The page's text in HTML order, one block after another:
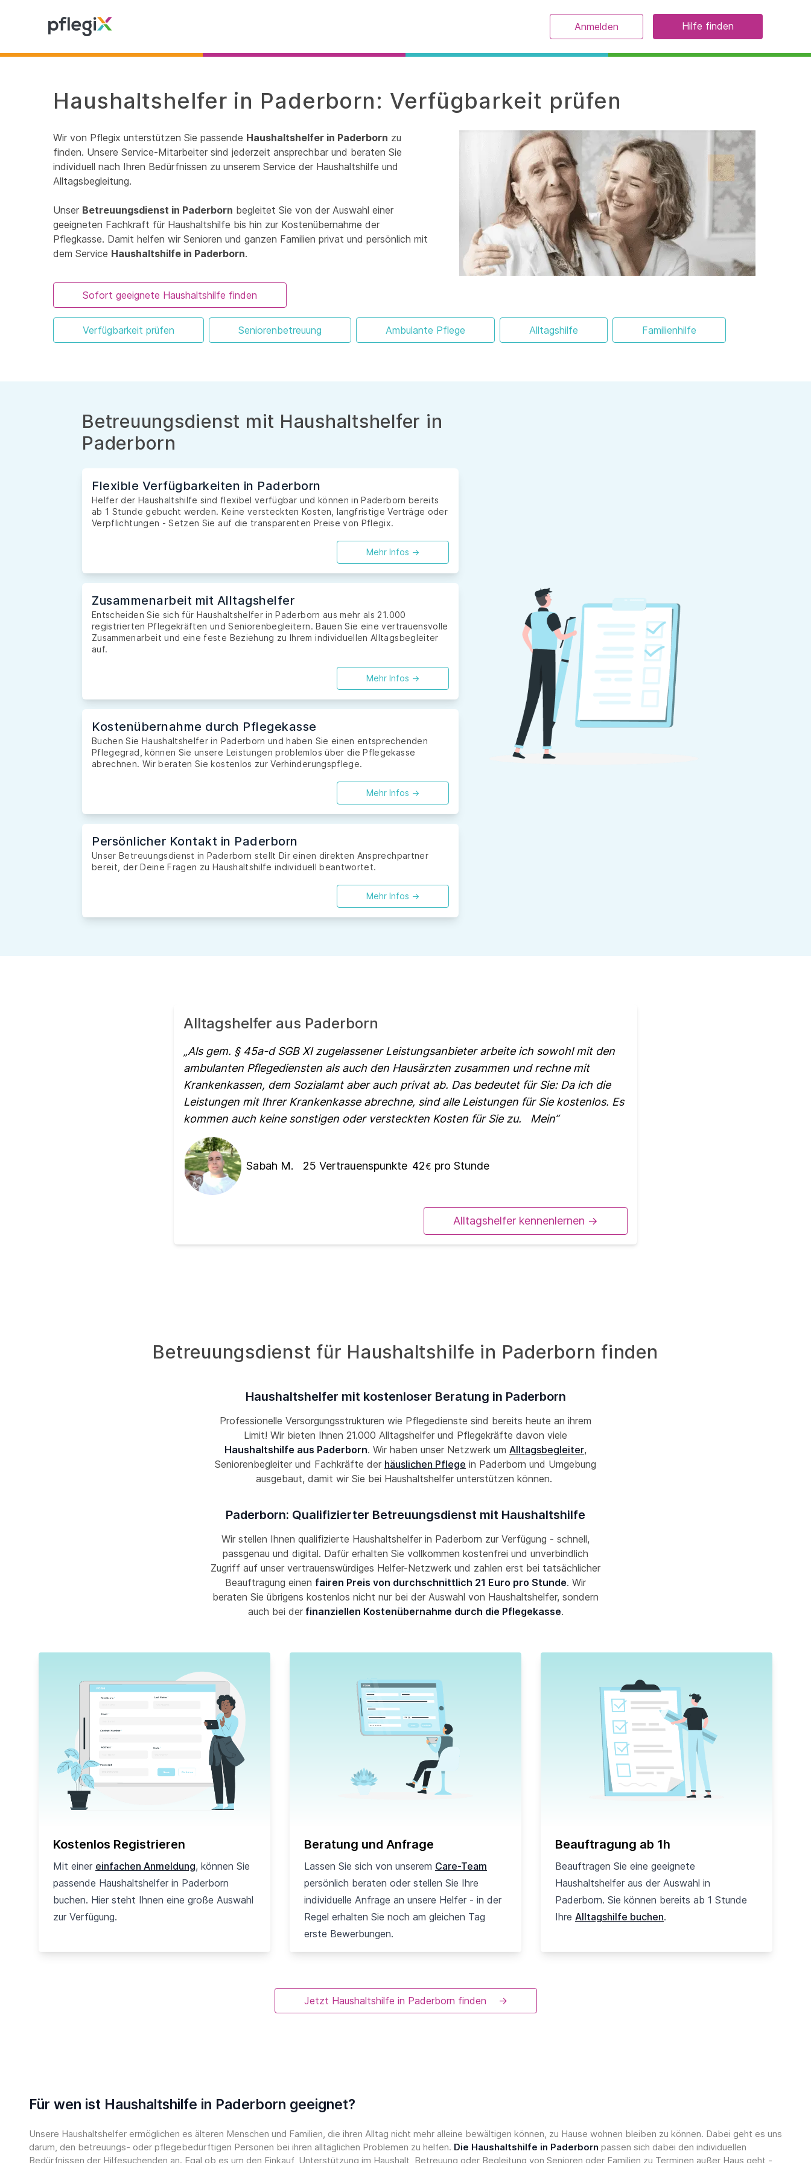
Anmelden Hilfe finden
Haushaltshelfer in Paderborn: Verfügbarkeit prüfen
Wir von Pflegix unterstützen Sie passende Haushaltshelfer in Paderborn zu
finden. Unsere Service-Mitarbeiter sind jederzeit ansprechbar und beraten Sie
individuell nach Ihren Bedürfnissen zu unserem Service der Haushaltshilfe und
Alltagsbegleitung.
Unser Betreuungsdienst in Paderborn begleitet Sie von der Auswahl einer
geeigneten Fachkraft für Haushaltshilfe bis hin zur Kostenübernahme der
Pflegkasse. Damit helfen wir Senioren und ganzen Familien privat und persönlich mit
dem Service Haushaltshilfe in Paderborn.
Sofort geeignete Haushaltshilfe finden
Verfügbarkeit prüfen Seniorenbetreuung Ambulante Pflege Alltagshilfe Familienhilfe
Betreuungsdienst mit Haushaltshelfer in
Paderborn
Flexible Verfügbarkeiten in Paderborn
Helfer der Haushaltshilfe sind flexibel verfügbar und können in Paderborn bereits
ab 1 Stunde gebucht werden. Keine versteckten Kosten, langfristige Verträge oder
Verpflichtungen - Setzen Sie auf die transparenten Preise von Pflegix.
Mehr Infos ->
Zusammenarbeit mit Alltagshelfer
Entscheiden Sie sich für Haushaltshelfer in Paderborn aus mehr als 21.000
registrierten Pflegekräften und Seniorenbegleitern. Bauen Sie eine vertrauensvolle
Zusammenarbeit und eine feste Beziehung zu Ihrem individuellen Alltagsbegleiter
auf.
Mehr Infos ->
Kostenübernahme durch Pflegekasse
Buchen Sie Haushaltshelfer in Paderborn und haben Sie einen entsprechenden
Pflegegrad, können Sie unsere Leistungen problemlos über die Pflegekasse
abrechnen. Wir beraten Sie kostenlos zur Verhinderungspflege.
Mehr Infos ->
Persönlicher Kontakt in Paderborn
Unser Betreuungsdienst in Paderborn stellt Dir einen direkten Ansprechpartner
bereit, der Deine Fragen zu Haushaltshilfe individuell beantwortet.
Mehr Infos ->
Alltagshelfer aus Paderborn
Als gem. § 45a-d SGB XI zugelassener Leistungsanbieter arbeite ich sowohl mit den
ambulanten Pflegediensten als auch den Hausärzten zusammen und rechne mit
Krankenkassen, dem Sozialamt aber auch privat ab. Das bedeutet für Sie: Da ich die
Leistungen mit Ihrer Krankenkasse abrechne, sind alle Leistungen für Sie kostenlos. Es
kommen auch keine sonstigen oder versteckten Kosten für Sie zu. Mein
Sabah M. 25 Vertrauenspunkte 42€ pro Stunde
Alltagshelfer kennenlernen ->
Betreuungsdienst für Haushaltshilfe in Paderborn finden
Haushaltshelfer mit kostenloser Beratung in Paderborn
Professionelle Versorgungsstrukturen wie Pflegedienste sind bereits heute an ihrem
Limit! Wir bieten Ihnen 21.000 Alltagshelfer und Pflegekräfte davon viele
Haushaltshilfe aus Paderborn. Wir haben unser Netzwerk um Alltagsbegleiter,
Seniorenbegleiter und Fachkräfte der häuslichen Pflege in Paderborn und Umgebung
ausgebaut, damit wir Sie bei Haushaltshelfer unterstützen können.
Paderborn: Qualifizierter Betreuungsdienst mit Haushaltshilfe
Wir stellen Ihnen qualifizierte Haushaltshelfer in Paderborn zur Verfügung - schnell,
passgenau und digital. Dafür erhalten Sie vollkommen kostenfrei und unverbindlich
Zugriff auf unser vertrauenswürdiges Helfer-Netzwerk und zahlen erst bei tatsächlicher
Beauftragung einen fairen Preis von durchschnittlich 21 Euro pro Stunde. Wir
beraten Sie übrigens kostenlos nicht nur bei der Auswahl von Haushaltshelfer, sondern
auch bei derfinanziellen Kostenübernahme durch die Pflegekasse.
Kostenlos Registrieren
Mit einer einfachen Anmeldung, können Sie
passende Haushaltshelfer in Paderborn
buchen. Hier steht Ihnen eine große Auswahl
zur Verfügung.
Beratung und Anfrage
Lassen Sie sich von unserem Care-Team
persönlich beraten oder stellen Sie Ihre
individuelle Anfrage an unsere Helfer - in der
Regel erhalten Sie noch am gleichen Tag
erste Bewerbungen.
Beauftragung ab 1h
Beauftragen Sie eine geeignete
Haushaltshelfer aus der Auswahl in
Paderborn. Sie können bereits ab 1 Stunde
Ihre Alltagshilfe buchen.
Jetzt Haushaltshilfe in Paderborn finden →
Für wen ist Haushaltshilfe in Paderborn geeignet?
Unsere Haushaltshelfer ermöglichen es älteren Menschen und Familien, die ihren Alltag nicht mehr alleine bewältigen können, zu Hause wohnen bleiben zu können. Dabei geht es uns
darum, den betreuungs- oder pflegebedürftigen Personen bei ihren alltäglichen Problemen zu helfen. Die Haushaltshilfe in Paderborn passen sich dabei den individuellen
Bedürfnissen der Hilfesuchenden an. Egal ob es um den Einkauf, Unterstützung im Haushalt, Betreuung oder Begleitung von Senioren oder Familien zu Terminen außer Haus geht -